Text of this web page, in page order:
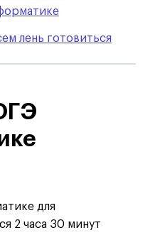
лень готовиться
для
2 часа 30 минут